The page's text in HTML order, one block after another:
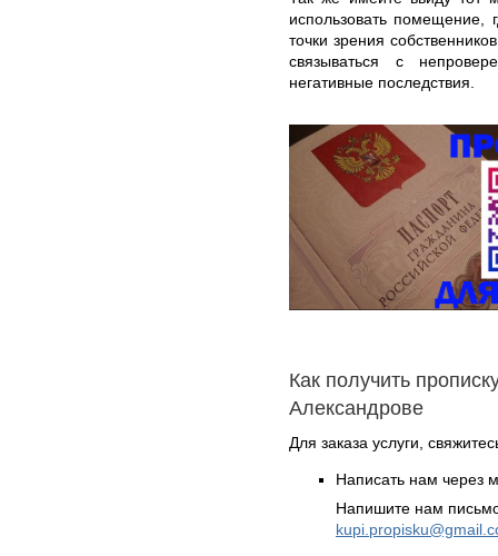
использовать помещение,
точки зрения
связываться с
негативные последствия.
Как получить
Александрове
Для заказа услуги,
Написать нам через
Напишите нам